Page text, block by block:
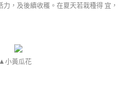
，及後續收穫。在夏天若栽種得 宜，
▲小黃瓜花